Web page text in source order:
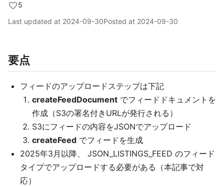
5
Last updated at 2024-09-30Posted at 2024-09-30
要点
フィードのアップロードステップは下記
createFeedDocument でフィードドキュメントを
作成（S3の署名付きURLが発行される）
S3にフィードの内容をJSONでアップロード
createFeed でフィードを生成
2025年3月以降、 JSON_LISTINGS_FEED のフィード
タイプでアップロードする必要がある（本記事で対
応）